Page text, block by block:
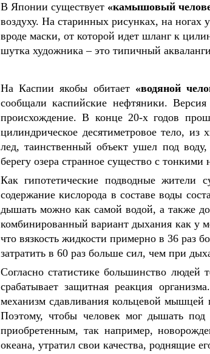
В Японии существует «камышовый
воздуху. На старинных рисунках, на ногах
вроде маски, от которой идет шланг к
шутка художника – это типичный
На Каспии якобы обитает «водяной
сообщали каспийские нефтяники.
происхождение. В конце 20-х годов
цилиндрическое десятиметровое тело,
лед, таинственный объект ушел под
берегу озера странное существо с
Как гипотетические подводные жители
содержание кислорода в составе воды
дышать можно как самой водой, а также
комбинированный вариант дыхания как у
что вязкость жидкости примерно в 36 раз
затратить в 60 раз больше сил, чем при
Согласно статистике большинство людей
срабатывает защитная реакция
механизм сдавливания кольцевой
Поэтому, чтобы человек мог дышать под
приобретенным, так например,
океана, утратил свои качества, роднящие